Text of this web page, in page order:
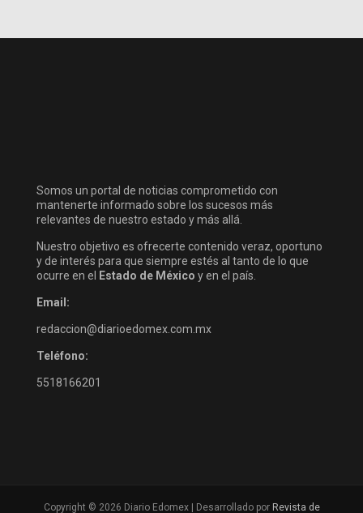
Somos un portal de noticias comprometido con
mantenerte informado sobre los sucesos más
relevantes de nuestro estado y más allá.
Nuestro objetivo es ofrecerte contenido veraz, oportuno
y de interés para que siempre estés al tanto de lo que
ocurre en el
Estado de México y en el país.
Email:
redaccion@diarioedomex.com.mx
Teléfono:
5518166201
Copyright © 2026 Diario Edomex | Desarrollado por Revista de